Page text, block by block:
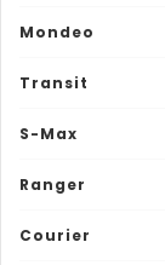
Mondeo
Transit
S-Max
Ranger
Courier